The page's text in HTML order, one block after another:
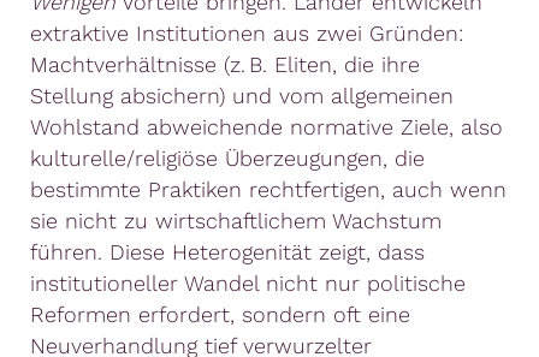
extraktive Institutionen aus zwei Gründen:
Machtverhältnisse (z. B. Eliten, die ihre
Stellung absichern) und vom allgemeinen
Wohlstand abweichende normative Ziele, also
kulturelle/religiöse Überzeugungen, die
bestimmte Praktiken rechtfertigen, auch wenn
sie nicht zu wirtschaftlichem Wachstum
führen. Diese Heterogenität zeigt, dass
institutioneller Wandel nicht nur politische
Reformen erfordert, sondern oft eine
Neuverhandlung tief verwurzelter